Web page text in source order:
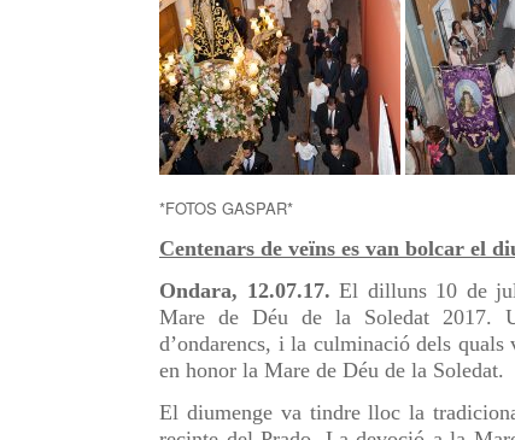
*FOTOS GASPAR*
Centenars de veïns es van bolcar el
Ondara, 12.07.17. El dilluns 10 de
Mare de Déu de la Soledat 2017.
d’ondarencs, i la culminació dels
en honor la Mare de Déu de la Soledat.
El diumenge va tindre lloc la